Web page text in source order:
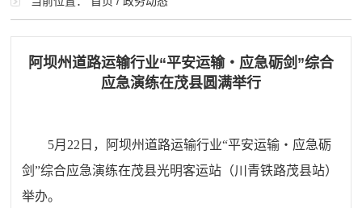
阿坝州道路运输行业“平安运输・应急砺剑”综合
应急演练在茂县圆满举行
5月22日，阿坝州道路运输行业“平安运输・应急砺
剑”综合应急演练在茂县光明客运站（川青铁路茂县站）
举办。